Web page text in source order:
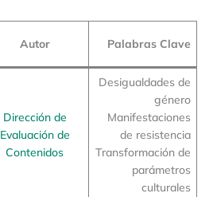
Autor Palabras Clave
Dirección de
Evaluación de
Contenidos
Desigualdades de
género
Manifestaciones
de resistencia
Transformación de
parámetros
culturales